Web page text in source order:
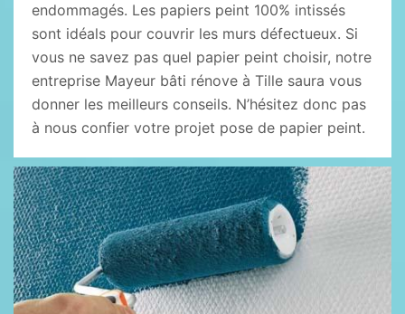
endommagés. Les papiers peint 100% intissés
sont idéals pour couvrir les murs défectueux. Si
vous ne savez pas quel papier peint choisir, notre
entreprise Mayeur bâti rénove à Tille saura vous
donner les meilleurs conseils. N’hésitez donc pas
à nous confier votre projet pose de papier peint.